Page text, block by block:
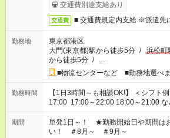
交通費別途支給あり
交通費 ■ 交通費規定内支給 ※派遣先
勤務地
東京都港区
大門(東京都)駅から徒歩5分 / 浜松町
から徒歩5分 / …
■物流センターなど ■勤務地選べ
勤務時間
【1日3時間～も相談OK!】 ＜シフト例＞ 9:00～12:00 12:00～
17:00 17:00～22:00 18:00～21:00 など こちら以外の時間
お気軽にご相談ください！
期間
単発1日～！ ★勤務開始日や期間は
い！ ＃8月～ ＃9月～